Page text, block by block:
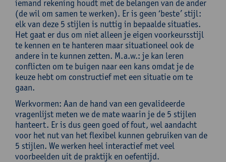
iemand rekening houdt met de belangen van de ander
(de wil om samen te werken). Er is geen ‘beste’ stijl:
elk van deze 5 stijlen is nuttig in bepaalde situaties.
Het gaat er dus om niet alleen je eigen voorkeursstijl
te kennen en te hanteren maar situationeel ook de
andere in te kunnen zetten. M.a.w.: je kan leren
conflicten om te buigen naar een kans omdat je de
keuze hebt om constructief met een situatie om te
gaan.
Werkvormen: Aan de hand van een gevalideerde
vragenlijst meten we de mate waarin je de 5 stijlen
hanteert. Er is dus geen goed of fout, wel aandacht
voor het nut van het flexibel kunnen gebruiken van de
5 stijlen. We werken heel interactief met veel
voorbeelden uit de praktijk en oefentijd.